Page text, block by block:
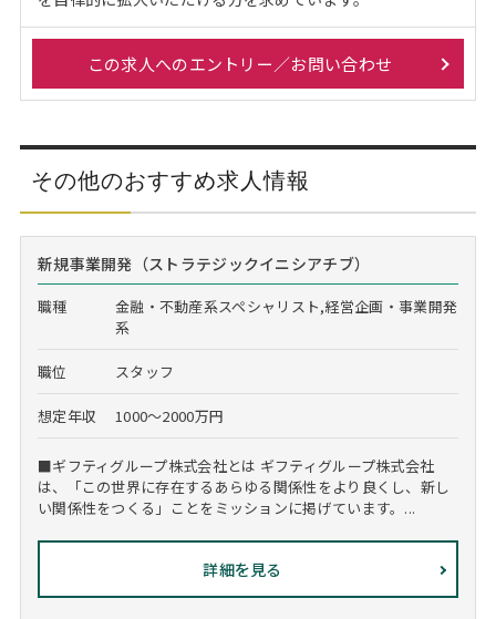
この求人へのエントリー／お問い合わせ
その他のおすすめ求人情報
新規事業開発（ストラテジックイニシアチブ）
職種
金融・不動産系スペシャリスト,経営企画・事業開発
系
職位 スタッフ
想定年収 1000～2000万円
■ギフティグループ株式会社とは ギフティグループ株式会社
は、「この世界に存在するあらゆる関係性をより良くし、新し
い関係性をつくる」ことをミッションに掲げています。...
詳細を見る